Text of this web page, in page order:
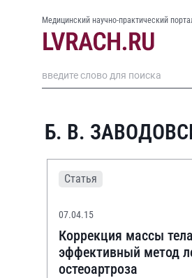
Медицинский научно-практический
Б. В.
Статья
07.04.15
Коррекция массы
эффективный метод
остеоартроза